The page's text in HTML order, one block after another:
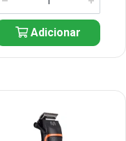
Adicionar